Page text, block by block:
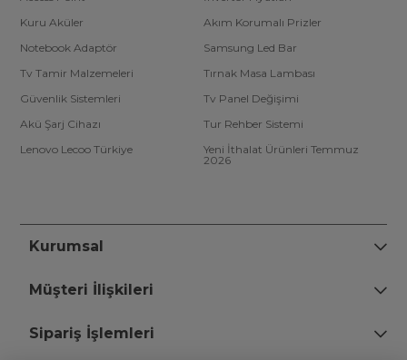
Kuru Aküler
Akım Korumalı Prizler
Notebook Adaptör
Samsung Led Bar
Tv Tamir Malzemeleri
Tırnak Masa Lambası
Güvenlik Sistemleri
Tv Panel Değişimi
Akü Şarj Cihazı
Tur Rehber Sistemi
Lenovo Lecoo Türkiye
Yeni İthalat Ürünleri Temmuz
2026
Kurumsal
Müşteri İlişkileri
Sipariş İşlemleri